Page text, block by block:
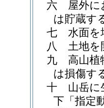
六
屋外
は貯蔵す
七
水面を
八
土地を
九
高山植
は損傷す
十
山岳
下「指定